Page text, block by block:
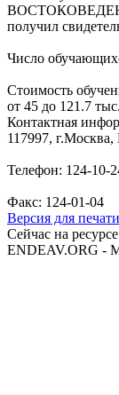
получил
Число
Стоимость
от 45 до 121.7
Контактная
117997,
Телефон: 124-10-
Факс: 124-01-04
Версия для печати
Сейчас на ресурсе
ENDEAV.ORG -